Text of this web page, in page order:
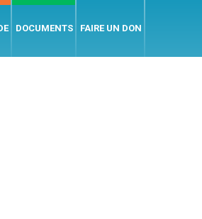
DOCUMENTS FAIRE UN DON